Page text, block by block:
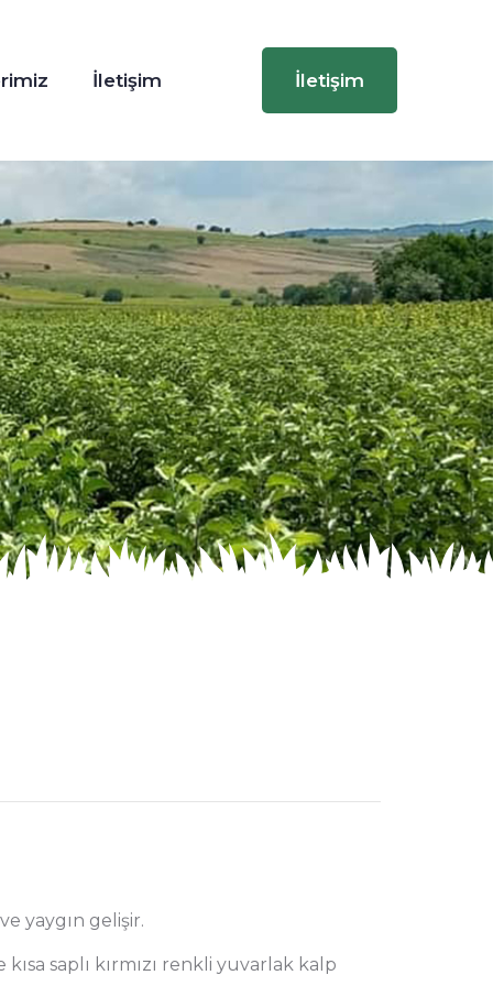
İletişim İletişim
yaygın gelişir.
saplı kırmızı renkli yuvarlak kalp